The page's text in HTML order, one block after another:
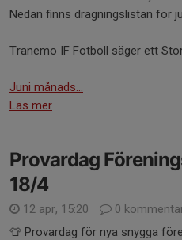
Nedan finns dragningslistan för
Tranemo IF Fotboll säger ett
Juni månads...
Läs mer
Provardag
18/4
12 apr, 15:20
0
👕 Provardag för nya snygga